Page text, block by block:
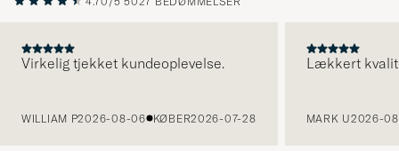
Virkelig tjekket kundeoplevelse.
WILLIAM P2026-08-06 KØBER2026-07-28
Lækkert
MARK U2026-